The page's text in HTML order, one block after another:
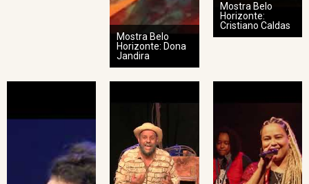
Mostra Belo
Horizonte: Dona
Jandira
Mostra Belo
Horizonte:
Cristiano Caldas